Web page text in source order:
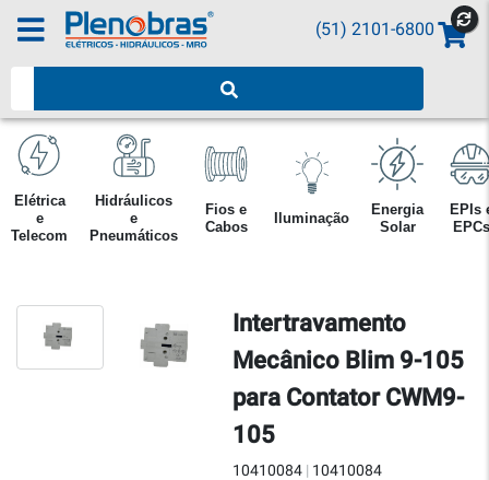
(51) 2101-6800
Elétrica
e
Telecom
Hidráulicos
e
Pneumáticos
Fios e
Cabos
Iluminação
Energia
Solar
EPIs
EPCs
Intertravamento
Mecânico Blim 9-105
para Contator CWM9-
105
10410084 | 10410084